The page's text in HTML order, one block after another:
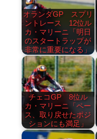
オランダGP スプリ
ントレース 12位ル
カ・マリーニ「明日
のスタートラップが
非常に重要になる」
チェコGP 8位ル
カ・マリーニ「ペー
ス、取り戻せたポジ
ションにも満足」